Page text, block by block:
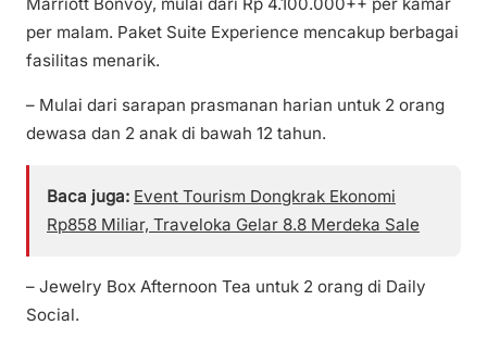
per malam. Paket Suite Experience mencakup berbagai
fasilitas menarik.
– Mulai dari sarapan prasmanan harian untuk 2 orang
dewasa dan 2 anak di bawah 12 tahun.
Baca juga: Event Tourism Dongkrak Ekonomi
Rp858 Miliar, Traveloka Gelar 8.8 Merdeka Sale
– Jewelry Box Afternoon Tea untuk 2 orang di Daily
Social.